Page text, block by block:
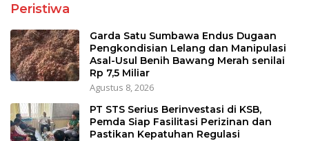
Peristiwa
Garda Satu Sumbawa Endus Dugaan
Pengkondisian Lelang dan Manipulasi
Asal-Usul Benih Bawang Merah senilai
Rp 7,5 Miliar
Agustus 8, 2026
PT STS Serius Berinvestasi di KSB,
Pemda Siap Fasilitasi Perizinan dan
Pastikan Kepatuhan Regulasi